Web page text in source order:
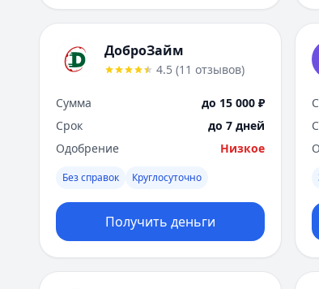
ДоброЗайм
4.5 (11 отзывов)
Сумма
до 15 000 ₽
Срок
до 7 дней
Одобрение
Низкое
Без справок Круглосуточно
Получить деньги